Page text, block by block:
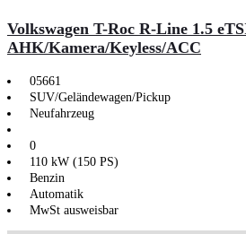
Volkswagen T-Roc R-Line 1.5
AHK/Kamera/Keyless/ACC
05661
SUV/Geländewagen/Pickup
Neufahrzeug
0
110 kW (150 PS)
Benzin
Automatik
MwSt ausweisbar